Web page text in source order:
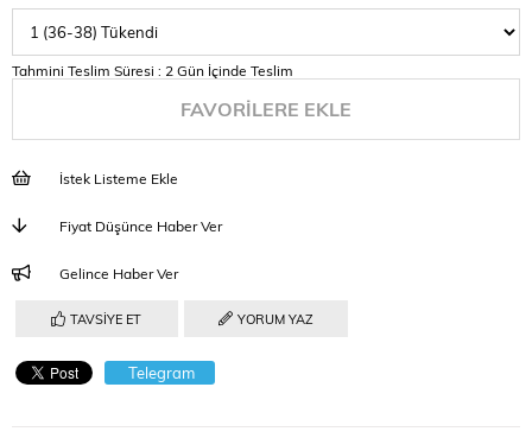
Tahmini Teslim Süresi : 2 Gün İçinde Teslim
FAVORILERE EKLE
İstek Listeme Ekle
Fiyat Düşünce Haber Ver
Gelince Haber Ver
TAVSIYE ET YORUM YAZ
Telegram